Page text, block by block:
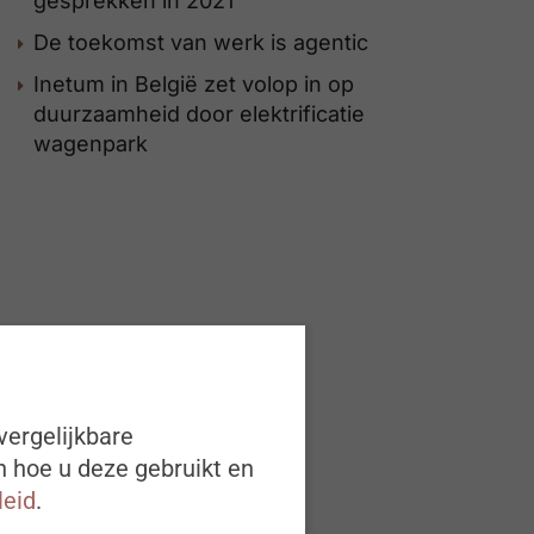
De toekomst van werk is agentic
Inetum in België zet volop in op
duurzaamheid door elektrificatie
wagenpark
u deze gebruikt en
.